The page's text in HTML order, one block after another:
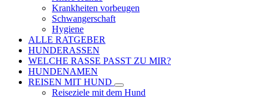
Krankheiten vorbeugen
Schwangerschaft
Hygiene
ALLE RATGEBER
HUNDERASSEN
WELCHE RASSE PASST ZU MIR?
HUNDENAMEN
REISEN MIT HUND
Reiseziele mit dem Hund